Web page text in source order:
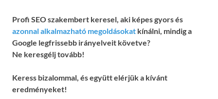
Profi SEO szakembert keresel, aki képes gyors és
azonnal alkalmazható megoldásokat kínálni, mindig a
Google legfrissebb irányelveit követve?
Ne keresgélj tovább!
Keress bizalommal, és együtt elérjük a kívánt
eredményeket!